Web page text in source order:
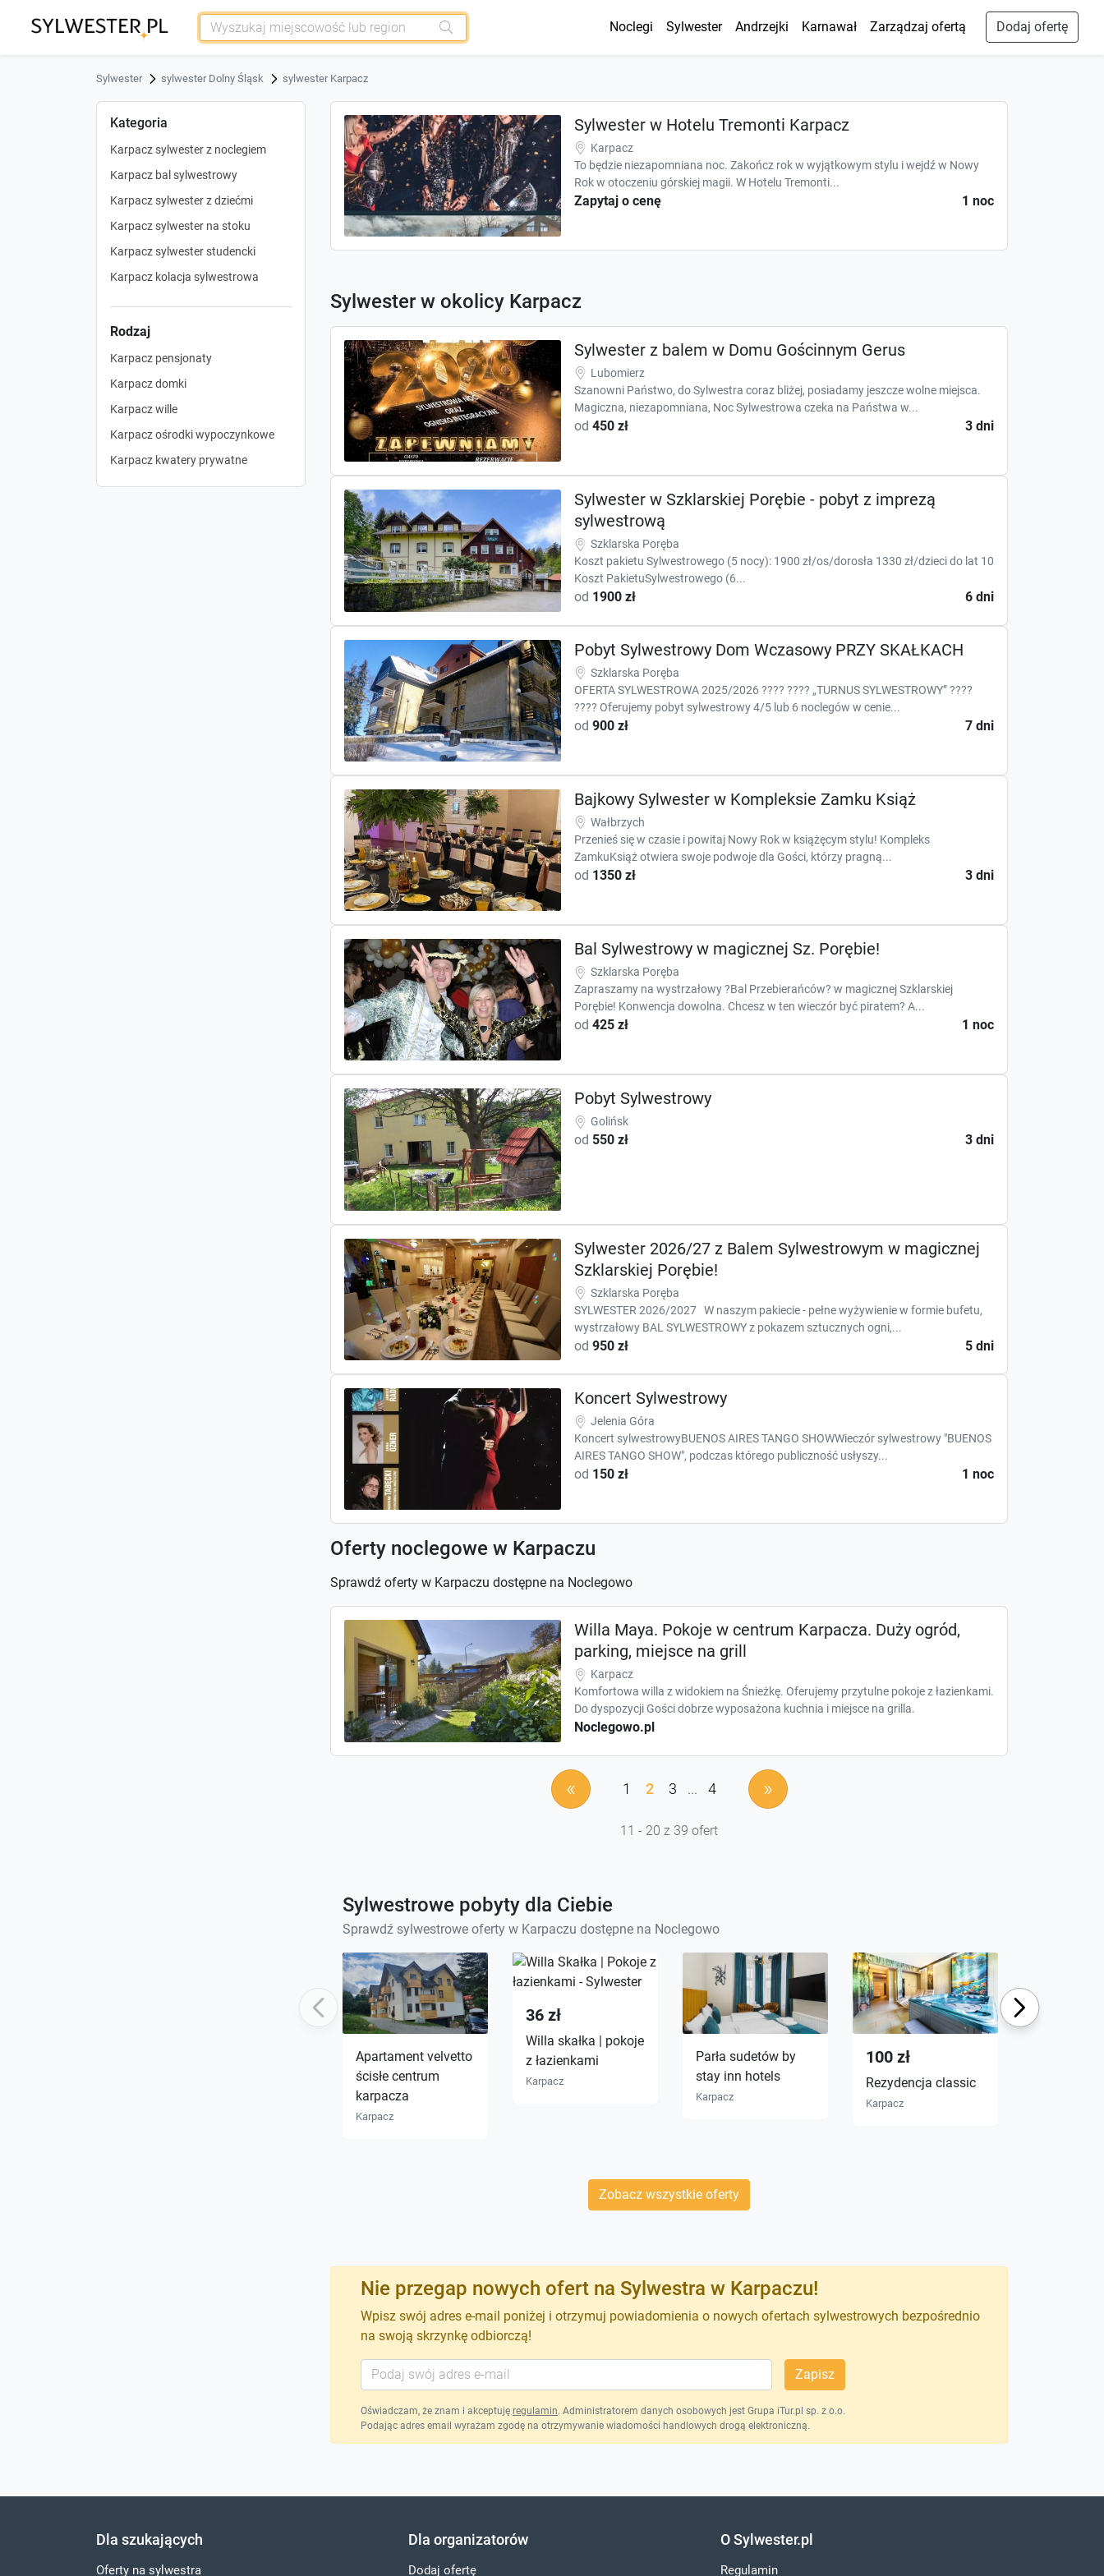
Noclegi Sylwester Andrzejki Karnawał Zarządzaj ofertą Dodaj ofertę
Sylwester sylwester Dolny Śląsk sylwester Karpacz
Kategoria
Karpacz sylwester z noclegiem
Karpacz bal sylwestrowy
Karpacz sylwester z dziećmi
Karpacz sylwester na stoku
Karpacz sylwester studencki
Karpacz kolacja sylwestrowa
Rodzaj
Karpacz pensjonaty
Karpacz domki
Karpacz wille
Karpacz ośrodki wypoczynkowe
Karpacz kwatery prywatne
Sylwester w Hotelu Tremonti Karpacz
Karpacz
To będzie niezapomniana noc. Zakończ rok w wyjątkowym stylu i wejdź w Nowy
Rok w otoczeniu górskiej magii. W Hotelu Tremonti...
Zapytaj o cenę 1 noc
Sylwester w okolicy Karpacz
Sylwester z balem w Domu Gościnnym Gerus
Lubomierz
Szanowni Państwo, do Sylwestra coraz bliżej, posiadamy jeszcze wolne miejsca.
Magiczna, niezapomniana, Noc Sylwestrowa czeka na Państwa w...
od 450 zł 3 dni
Sylwester w Szklarskiej Porębie - pobyt z imprezą
sylwestrową
Szklarska Poręba
Koszt pakietu Sylwestrowego (5 nocy): 1900 zł/os/dorosła 1330 zł/dzieci do lat 10
Koszt PakietuSylwestrowego (6...
od 1900 zł 6 dni
Pobyt Sylwestrowy Dom Wczasowy PRZY SKAŁKACH
Szklarska Poręba
OFERTA SYLWESTROWA 2025/2026 ???? ???? „TURNUS SYLWESTROWY” ????
???? Oferujemy pobyt sylwestrowy 4/5 lub 6 noclegów w cenie...
od 900 zł 7 dni
Bajkowy Sylwester w Kompleksie Zamku Książ
Wałbrzych
Przenieś się w czasie i powitaj Nowy Rok w książęcym stylu! Kompleks
ZamkuKsiąż otwiera swoje podwoje dla Gości, którzy pragną...
od 1350 zł 3 dni
Bal Sylwestrowy w magicznej Sz. Porębie!
Szklarska Poręba
Zapraszamy na wystrzałowy ?Bal Przebierańców? w magicznej Szklarskiej
Porębie! Konwencja dowolna. Chcesz w ten wieczór być piratem? A...
od 425 zł 1 noc
Pobyt Sylwestrowy
Golińsk
od 550 zł 3 dni
Sylwester 2026/27 z Balem Sylwestrowym w magicznej
Szklarskiej Porębie!
Szklarska Poręba
SYLWESTER 2026/2027 W naszym pakiecie - pełne wyżywienie w formie bufetu,
wystrzałowy BAL SYLWESTROWY z pokazem sztucznych ogni,...
od 950 zł 5 dni
Koncert Sylwestrowy
Jelenia Góra
Koncert sylwestrowyBUENOS AIRES TANGO SHOWWieczór sylwestrowy "BUENOS
AIRES TANGO SHOW", podczas którego publiczność usłyszy...
od 150 zł 1 noc
Oferty noclegowe w Karpaczu
Sprawdź oferty w Karpaczu dostępne na Noclegowo
Willa Maya. Pokoje w centrum Karpacza. Duży ogród,
parking, miejsce na grill
Karpacz
Komfortowa willa z widokiem na Śnieżkę. Oferujemy przytulne pokoje z łazienkami.
Do dyspozycji Gości dobrze wyposażona kuchnia i miejsce na grilla.
Noclegowo.pl
« 1 2 3 ... 4 »
11 - 20 z 39 ofert
Sylwestrowe pobyty dla Ciebie
Sprawdź sylwestrowe oferty w Karpaczu dostępne na Noclegowo
Previous
Apartament velvetto
ścisłe centrum
karpacza
Karpacz
36 zł
Willa skałka | pokoje
z łazienkami
Karpacz
Parła sudetów by
stay inn hotels
Karpacz
100 zł
Rezydencja classic
Karpacz
Next
Zobacz wszystkie oferty
Nie przegap nowych ofert na Sylwestra w Karpaczu!
Wpisz swój adres e-mail poniżej i otrzymuj powiadomienia o nowych ofertach sylwestrowych bezpośrednio
na swoją skrzynkę odbiorczą!
Zapisz
Oświadczam, że znam i akceptuję regulamin. Administratorem danych osobowych jest Grupa iTur.pl sp. z o.o.
Podając adres email wyrażam zgodę na otrzymywanie wiadomości handlowych drogą elektroniczną.
Dla szukających
Oferty na sylwestra
Dla organizatorów
Dodaj ofertę
O Sylwester.pl
Regulamin